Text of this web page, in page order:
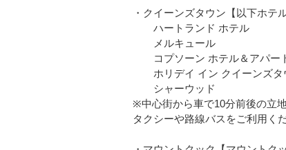
・クイーンズタウン【以下
ハートランド ホテル
メルキュール
コプソーン ホテル＆アパー
ホリデイ イン クイーンズタ
シャーウッド
※中心街から車で10分前後の立
タクシーや路線バスをご利用く